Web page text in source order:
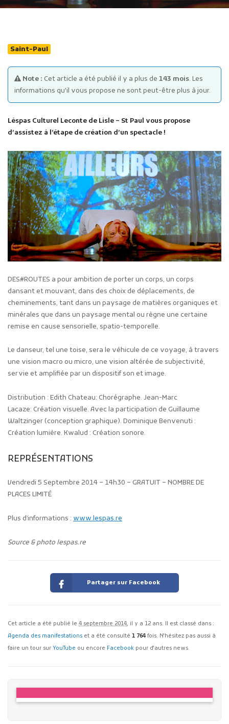
Publicité des actes
Marchés publics
Plans d'accès
Saint-Paul
Note : Cet article a été publié il y a plus de 143 mois. Les
informations qu'il vous propose ne sont peut-être plus à jour.
Léspas Culturel Leconte de Lisle – St Paul vous propose
d’assistez à l’étape de création d’un spectacle !
DES#ROUTES a pour ambition de porter un corps, un corps
dansant et mouvant, dans des choix de déplacements, de
cheminements, tant dans un paysage de matières organiques et
minérales que dans un paysage mental ou règne une certaine
remise en cause sensorielle, spatio-temporelle.
Le danseur, tel une toise, sera le véhicule de ce voyage, à travers
une vision macro ou micro, une vision altérée de subjectivité,
servie et amplifiée par un dispositif son et image.
Distribution : Edith Chateau: Chorégraphe. Jean-Marc
Lacaze: Création visuelle. Avec la participation de Guillaume
Waltzinger (conception graphique). Dominique Benvenuti :
Création lumière. Kwalud : Création sonore.
REPRÉSENTATIONS
Vendredi 5 Septembre 2014 – 14h30 – GRATUIT – NOMBRE DE
PLACES LIMITÉ
Plus d’informations : www.lespas.re
Source & photo lespas.re
Partager sur Facebook
Cet article a été publié le 4 septembre 2014, il y a 12 ans. Il est classé dans :
Agenda des manifestations et a été consulté 1 764 fois. N'hésitez pas aussi à
faire un tour sur YouTube ou encore Facebook pour d'autres news.